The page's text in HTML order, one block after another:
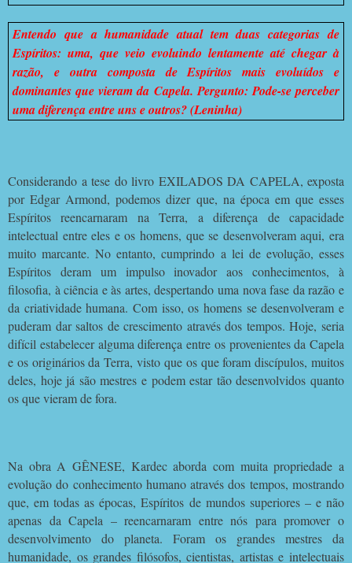
Entendo que a humanidade atual tem duas categorias de
Espíritos: uma, que veio evoluindo lentamente até chegar à
razão, e outra composta de Espíritos mais evoluídos e
dominantes que vieram da Capela. Pergunto: Pode-se perceber
uma diferença entre uns e outros? (Leninha)
Considerando a tese do livro EXILADOS DA CAPELA, exposta
por Edgar Armond, podemos dizer que, na época em que esses
Espíritos reencarnaram na Terra, a diferença de capacidade
intelectual entre eles e os homens, que se desenvolveram aqui, era
muito marcante. No entanto, cumprindo a lei de evolução, esses
Espíritos deram um impulso inovador aos conhecimentos, à
filosofia, à ciência e às artes, despertando uma nova fase da razão e
da criatividade humana. Com isso, os homens se desenvolveram e
puderam dar saltos de crescimento através dos tempos. Hoje, seria
difícil estabelecer alguma diferença entre os provenientes da Capela
e os originários da Terra, visto que os que foram discípulos, muitos
deles, hoje já são mestres e podem estar tão desenvolvidos quanto
os que vieram de fora.
Na obra A GÊNESE, Kardec aborda com muita propriedade a
evolução do conhecimento humano através dos tempos, mostrando
que, em todas as épocas, Espíritos de mundos superiores – e não
apenas da Capela – reencarnaram entre nós para promover o
desenvolvimento do planeta. Foram os grandes mestres da
humanidade, os grandes filósofos, cientistas, artistas e intelectuais